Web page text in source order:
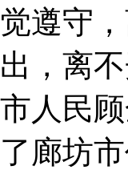
觉遵守
出，离
市人民
了廊坊